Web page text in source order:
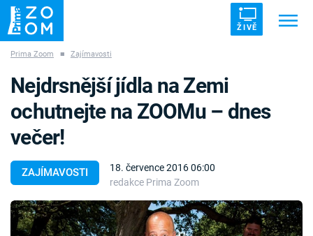
ŽIVĚ
ZÁHADY VETŘELCI DÁVNOVĚKU
Témata
Témata
Prima Zoom ■ Zajímavosti
ZAJÍMAVOSTI
18. července 2016 06:00
redakce Prima Zoom
Nejdrsnější jídla na Zemi
ochutnejte na ZOOMu – dnes
večer!